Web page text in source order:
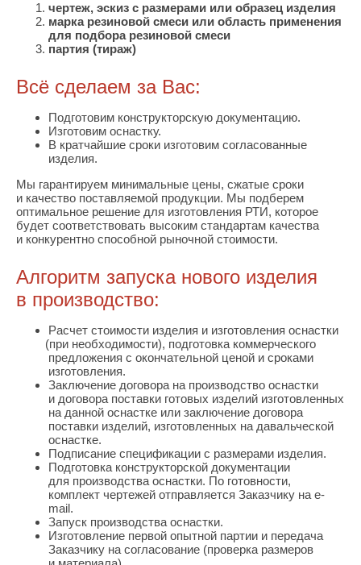
чертеж, эскиз с размерами или образец изделия
марка резиновой смеси или область применения
для подбора резиновой смеси
партия (тираж)
Всё сделаем за Вас:
Подготовим конструкторскую документацию.
Изготовим оснастку.
В кратчайшие сроки изготовим согласованные
изделия.
Мы гарантируем минимальные цены, сжатые сроки
и качество поставляемой продукции. Мы подберем
оптимальное решение для изготовления РТИ, которое
будет соответствовать высоким стандартам качества
и конкурентно способной рыночной стоимости.
Алгоритм запуска нового изделия
в производство:
Расчет стоимости изделия и изготовления оснастки
(принеобходимости), подготовка коммерческого
предложения с окончательной ценой и сроками
изготовления.
Заключение договора на производство оснастки
и договора поставки готовых изделий изготовленных
на данной оснастке или заключение договора
поставки изделий, изготовленных на давальческой
оснастке.
Подписание спецификации с размерами изделия.
Подготовка конструкторской документации
для производства оснастки. По готовности,
комплект чертежей отправляется Заказчику на e-
mail.
Запуск производства оснастки.
Изготовление первой опытной партии и передача
Заказчику на согласование (проверка размеров